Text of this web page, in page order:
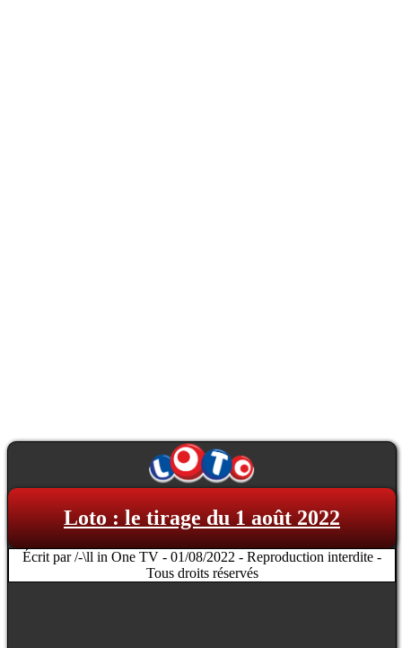
Loto : le tirage du 1 août 2022
Écrit par /-\ll in One TV - 01/08/2022 - Reproduction interdite -
Tous droits réservés